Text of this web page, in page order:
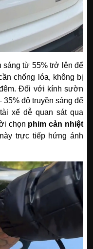
từ 55% trở lên để
chống lóa, không bị
Đối với kính sườn
35% độ truyền sáng để
xế dễ quan sát qua
chọn phim cản nhiệt
trực tiếp hứng ánh